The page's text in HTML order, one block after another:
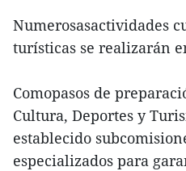
Numerosasactividades
turísticas se realizarán
Comopasos de
Cultura, Deportes y
establecido
especializados para